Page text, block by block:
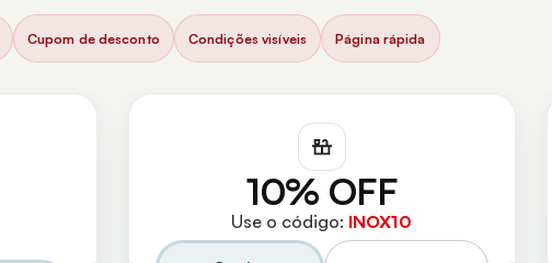
Cupom de desconto Condições visíveis Página rápida
10% OFF
Use o código: INOX10